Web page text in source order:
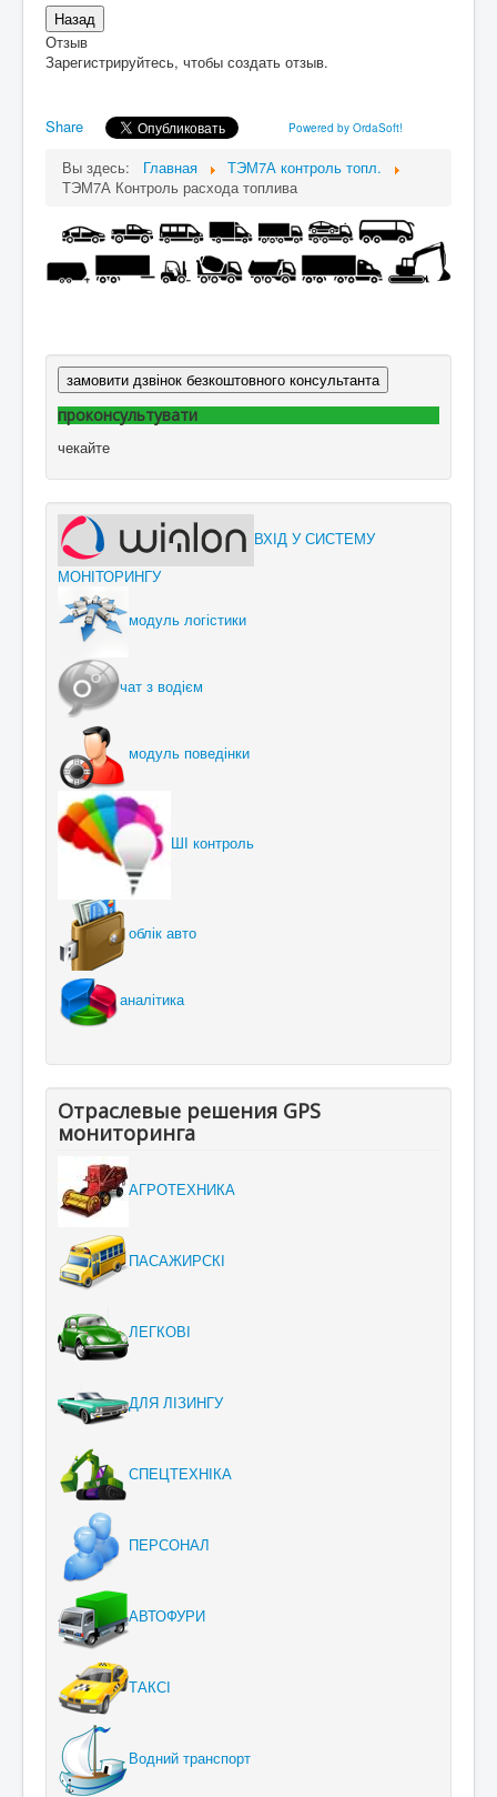
Отзыв
Зарегистрируйтесь, чтобы создать отзыв.
Share Powered by OrdaSoft!
Вы здесь: Главная
ТЭМ7А контроль топл.
ТЭМ7А Контроль расхода топлива
замовити дзвінок безкоштовного консультанта
проконсультувати
чекайте
ВХІД У СИСТЕМУ
МОНІТОРИНГУ
модуль логістики
чат з водієм
модуль поведінки
ШІ контроль
облік авто
аналітика
Отраслевые решения GPS
мониторинга
АГРОТЕХНИКА
ПАСАЖИРСКІ
ЛЕГКОВІ
ДЛЯ ЛІЗИНГУ
СПЕЦТЕХНІКА
ПЕРСОНАЛ
АВТОФУРИ
ТАКСІ
Водний транспорт